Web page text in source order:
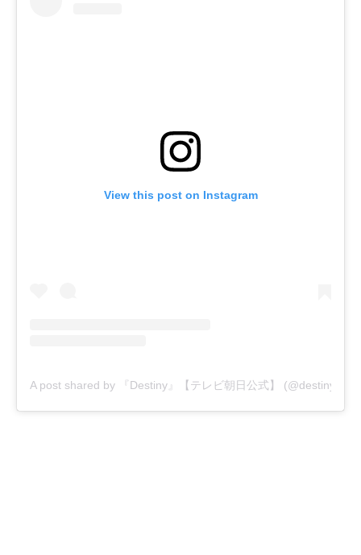
View this post on Instagram
A post shared by 『Destiny』【テレビ朝日公式】